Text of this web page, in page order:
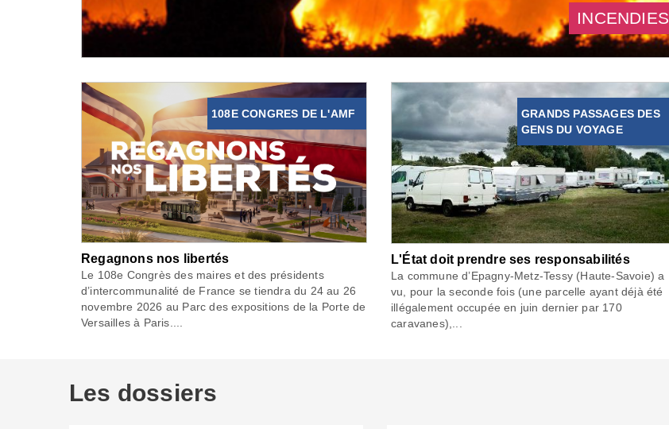
INCENDIES
108E CONGRES DE L'AMF
Regagnons nos libertés
Le 108e Congrès des maires et des présidents
d’intercommunalité de France se tiendra du 24 au 26
novembre 2026 au Parc des expositions de la Porte de
Versailles à Paris....
GRANDS PASSAGES DES
GENS DU VOYAGE
L'État doit prendre ses responsabilités
La commune d’Epagny-Metz-Tessy (Haute-Savoie) a
vu, pour la seconde fois (une parcelle ayant déjà été
illégalement occupée en juin dernier par 170
caravanes),...
Les dossiers